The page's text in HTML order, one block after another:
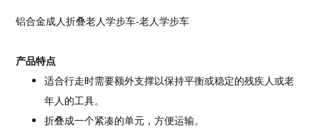
铝合金成人折叠老人学步车-老人学步车
产品特点
适合行走时需要额外支撑以保持平衡或稳定的残疾人或老
年人的工具。
折叠成一个紧凑的单元，方便运输。